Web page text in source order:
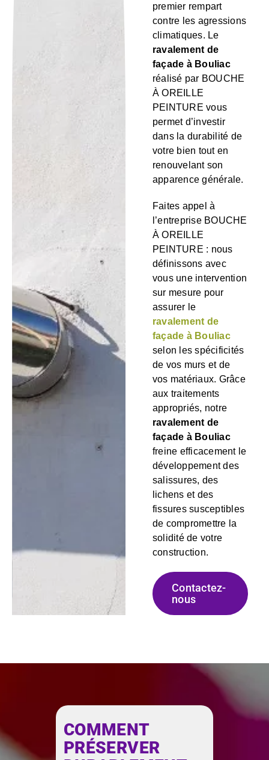
premier rempart
contre les agressions
climatiques. Le
ravalement de
façade à Bouliac
réalisé par BOUCHE
À OREILLE
PEINTURE vous
permet d’investir
dans la durabilité de
votre bien tout en
renouvelant son
apparence générale.
Faites appel à
l’entreprise BOUCHE
À OREILLE
PEINTURE : nous
définissons avec
vous une intervention
sur mesure pour
assurer le
ravalement de
façade à Bouliac
selon les spécificités
de vos murs et de
vos matériaux. Grâce
aux traitements
appropriés, notre
ravalement de
façade à Bouliac
freine efficacement le
développement des
salissures, des
lichens et des
fissures susceptibles
de compromettre la
solidité de votre
construction.
Contactez-
nous
COMMENT
PRÉSERVER